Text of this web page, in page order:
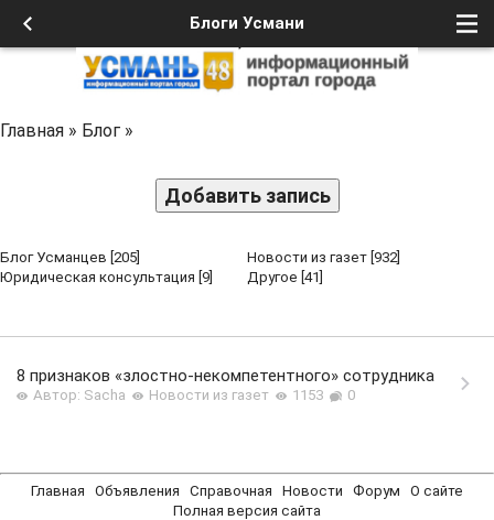
Блоги Усмани
Главная » Блог »
Добавить запись
Блог Усманцев [205] Новости из газет [932]
Юридическая консультация [9] Другое [41]
8 признаков «злостно-некомпетентного» сотрудника
Автор: Sacha Новости из газет 1153 0
Главная Объявления Справочная Новости Форум
О сайте
Полная версия сайта